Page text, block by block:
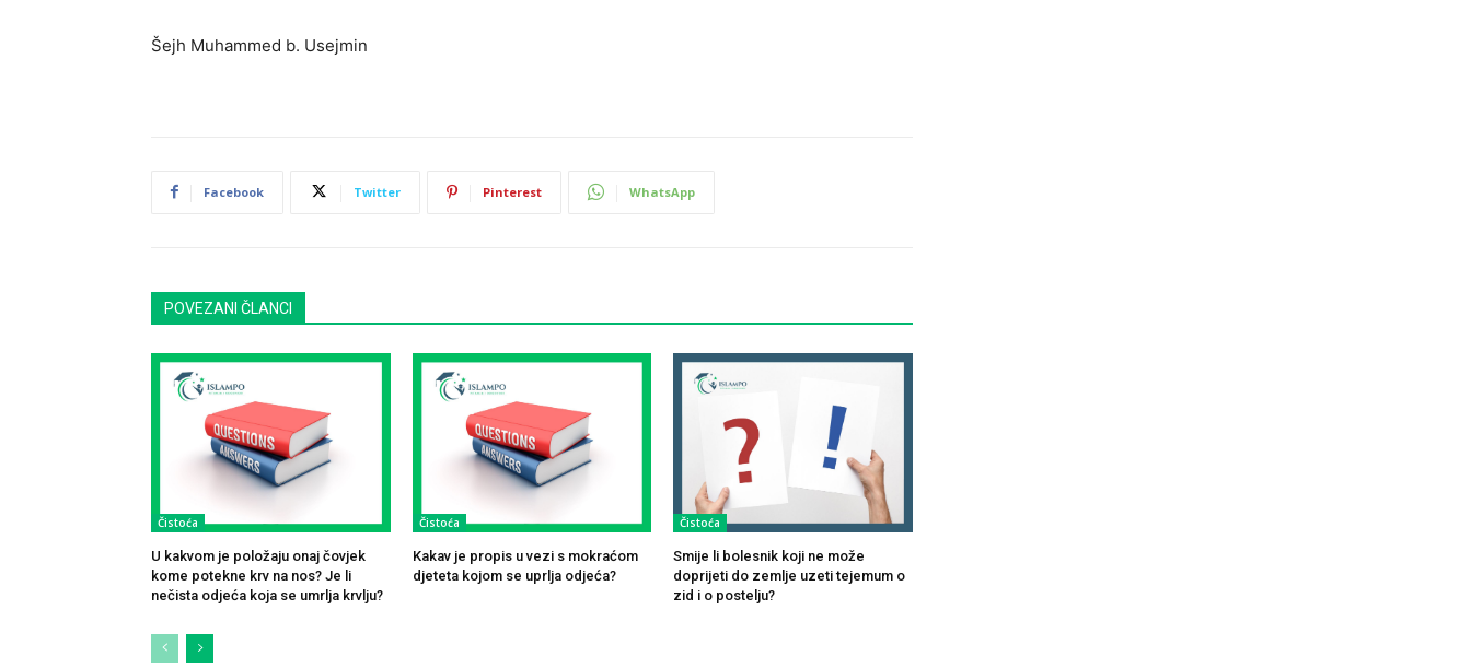
Šejh Muhammed b. Usejmin
Facebook Twitter Pinterest WhatsApp
POVEZANI ČLANCI
Čistoća
U kakvom je položaju onaj čovjek
kome potekne krv na nos? Je li
nečista odjeća koja se umrlja krvlju?
Čistoća
Kakav je propis u vezi s mokraćom
djeteta kojom se uprlja odjeća?
Čistoća
Smije li bolesnik koji ne može
doprijeti do zemlje uzeti tejemum o
zid i o postelju?